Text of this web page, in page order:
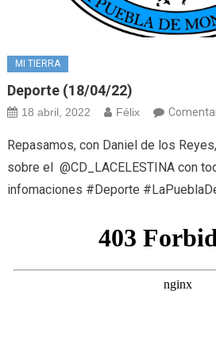
MI TIERRA
Deporte (18/04/22)
18 abril, 2022 Félix
Repasamos, con Daniel de los
sobre el @CD_LACELESTINA con
infomaciones #Deporte